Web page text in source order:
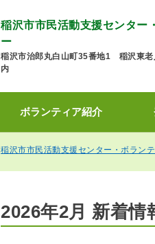
稲沢市市民活動支援センター
ー
稲沢市治郎丸白山町35番地1 稲沢東老
内
ボランティア紹介
稲沢市市民活動支援センター・ボラン
2026年2月 新着情